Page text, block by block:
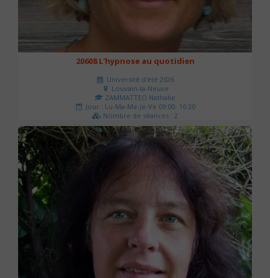
20608 L'hypnose au quotidien
Université d'été 2026
Louvain-la-Neuve
ZAMMATTEO Nathalie
Jour : Lu-Ma-Me-Je-Ve 09:00- 16:30
Nombre de séances : 2
140 €